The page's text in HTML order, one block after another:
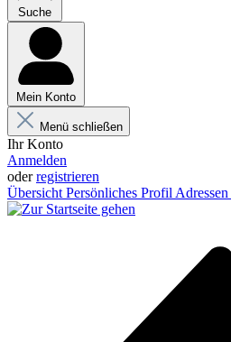
Suche
Mein Konto
Menü schließen
Ihr Konto
Anmelden
oderregistrieren
Übersicht Persönliches Profil Adressen